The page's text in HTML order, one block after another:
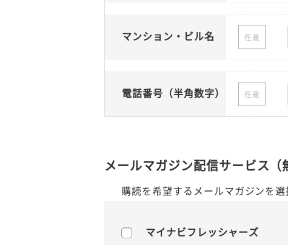
マンション・ビル名 任意
電話番号（半角数字） 任意
メールマガジン配信サービス（
購読を希望するメールマガジンを選
マイナビフレッシャーズ